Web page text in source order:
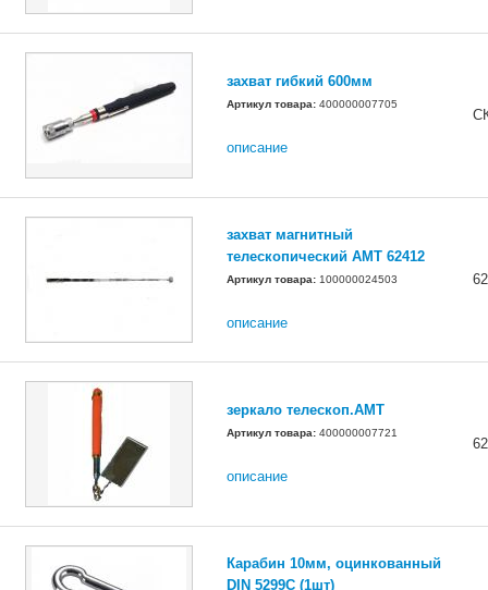
захват гибкий 600мм
Артикул товара: 400000007705
описание
захват магнитный
телескопический AMT 62412
Артикул товара: 100000024503
описание
зеркало телескоп.AMT
Артикул товара: 400000007721
описание
Карабин 10мм, оцинкованный
DIN 5299C (1шт)